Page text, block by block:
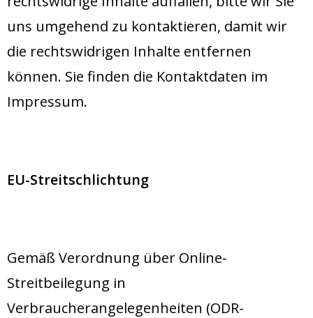
uns umgehend zu kontaktieren, damit wir
die rechtswidrigen Inhalte entfernen
können. Sie finden die Kontaktdaten im
Impressum.
EU-Streitschlichtung
Gemäß Verordnung über Online-
Streitbeilegung in
Verbraucherangelegenheiten (ODR-